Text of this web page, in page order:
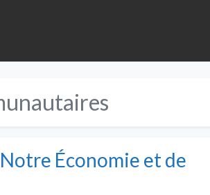
Économie et de